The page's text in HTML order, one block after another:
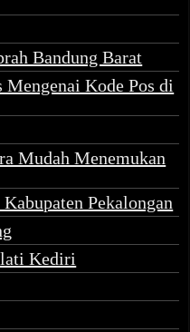
Bandung Barat
Kode Pos di
Mudah Menemukan
Pekalongan
Kediri